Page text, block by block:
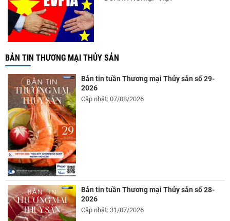
BẢN TIN THƯƠNG MẠI THỦY SẢN
Bản tin tuần Thương mại Thủy sản số 29-
2026
Cập nhật: 07/08/2026
Bản tin tuần Thương mại Thủy sản số 28-
2026
Cập nhật: 31/07/2026